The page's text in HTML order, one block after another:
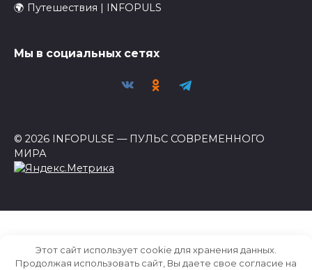
🌍 Путешествия | INFOPULS
Мы в социальных сетях
© 2026 INFOPULSE — ПУЛЬС СОВРЕМЕННОГО
МИРА
Этот сайт использует cookie для хранения данных.
Продолжая использовать сайт, Вы даете свое согласие на